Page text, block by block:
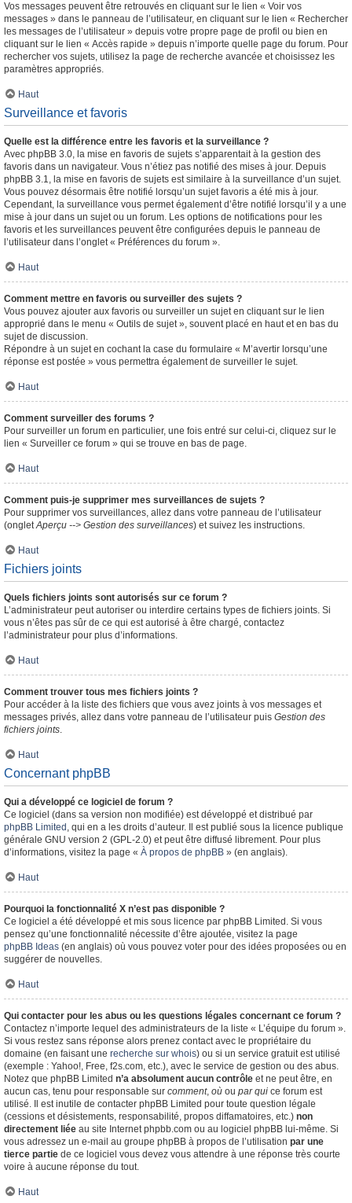
Vos messages peuvent être retrouvés en cliquant sur le lien « Voir vos
messages » dans le panneau de l’utilisateur, en cliquant sur le lien « Rechercher
les messages de l’utilisateur » depuis votre propre page de profil ou bien en
cliquant sur le lien « Accès rapide » depuis n’importe quelle page du forum. Pour
rechercher vos sujets, utilisez la page de recherche avancée et choisissez les
paramètres appropriés.
Haut
Surveillance et favoris
Quelle est la différence entre les favoris et la surveillance ?
Avec phpBB 3.0, la mise en favoris de sujets s’apparentait à la gestion des
favoris dans un navigateur. Vous n’étiez pas notifié des mises à jour. Depuis
phpBB 3.1, la mise en favoris de sujets est similaire à la surveillance d’un sujet.
Vous pouvez désormais être notifié lorsqu’un sujet favoris a été mis à jour.
Cependant, la surveillance vous permet également d’être notifié lorsqu’il y a une
mise à jour dans un sujet ou un forum. Les options de notifications pour les
favoris et les surveillances peuvent être configurées depuis le panneau de
l’utilisateur dans l’onglet « Préférences du forum ».
Haut
Comment mettre en favoris ou surveiller des sujets ?
Vous pouvez ajouter aux favoris ou surveiller un sujet en cliquant sur le lien
approprié dans le menu « Outils de sujet », souvent placé en haut et en bas du
sujet de discussion.
Répondre à un sujet en cochant la case du formulaire « M’avertir lorsqu’une
réponse est postée » vous permettra également de surveiller le sujet.
Haut
Comment surveiller des forums ?
Pour surveiller un forum en particulier, une fois entré sur celui-ci, cliquez sur le
lien « Surveiller ce forum » qui se trouve en bas de page.
Haut
Comment puis-je supprimer mes surveillances de sujets ?
Pour supprimer vos surveillances, allez dans votre panneau de l’utilisateur
(ongletAperçu --> Gestion des surveillances) et suivez les instructions.
Haut
Fichiers joints
Quels fichiers joints sont autorisés sur ce forum ?
L’administrateur peut autoriser ou interdire certains types de fichiers joints. Si
vous n’êtes pas sûr de ce qui est autorisé à être chargé, contactez
l’administrateur pour plus d’informations.
Haut
Comment trouver tous mes fichiers joints ?
Pour accéder à la liste des fichiers que vous avez joints à vos messages et
messages privés, allez dans votre panneau de l’utilisateur puis Gestion des
fichiers joints.
Haut
Concernant phpBB
Qui a développé ce logiciel de forum ?
Ce logiciel (dans sa version non modifiée) est développé et distribué par
phpBB Limited , qui en a les droits d’auteur. Il est publié sous la licence publique
générale GNU version 2 (GPL-2.0) et peut être diffusé librement. Pour plus
d’informations, visitez la page « À propos de phpBB » (en anglais).
Haut
Pourquoi la fonctionnalité X n’est pas disponible ?
Ce logiciel a été développé et mis sous licence par phpBB Limited. Si vous
pensez qu’une fonctionnalité nécessite d’être ajoutée, visitez la page
phpBB Ideas (en anglais) où vous pouvez voter pour des idées proposées ou en
suggérer de nouvelles.
Haut
Qui contacter pour les abus ou les questions légales concernant ce forum ?
Contactez n’importe lequel des administrateurs de la liste « L’équipe du forum ».
Si vous restez sans réponse alors prenez contact avec le propriétaire du
domaine (en faisant une recherche sur whois) ou si un service gratuit est utilisé
(exemple : Yahoo!, Free, f2s.com, etc.), avec le service de gestion ou des abus.
Notez que phpBB Limited n’a absolument aucun contrôle et ne peut être, en
aucun cas, tenu pour responsable sur comment, où ou par qui ce forum est
utilisé. Il est inutile de contacter phpBB Limited pour toute question légale
(cessions et désistements, responsabilité, propos diffamatoires, etc.) non
directement liée au site Internet phpbb.com ou au logiciel phpBB lui-même. Si
vous adressez un e-mail au groupe phpBB à propos de l’utilisation par une
tierce partie de ce logiciel vous devez vous attendre à une réponse très courte
voire à aucune réponse du tout.
Haut